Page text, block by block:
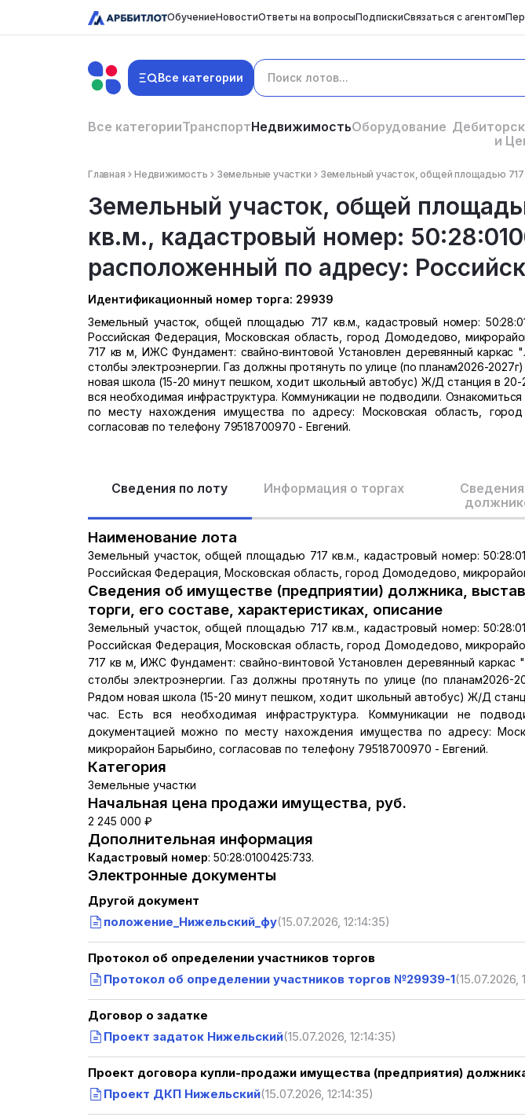
ОбучениеНовостиОтветы на вопросыПодпискиСвязаться с агентом
Все категории
Все категорииТранспортНедвижимостьОборудование
и
Главная Недвижимость Земельные участки Земельный участок, общей площадью
Земельный участок, общей
кв.м., кадастровый номер:
расположенный по адресу:
Идентификационный номер торга: 29939
Земельный участок, общей площадью 717 кв.м., кадастровый номер:
Российская Федерация, Московская область, город Домодедово,
717 кв м, ИЖС Фундамент: свайно-винтовой Установлен деревянный
столбы электроэнергии. Газ должны протянуть по улице (по планам2026-
новая школа (15-20 минут пешком, ходит школьный автобус) Ж/Д станция в
вся необходимая инфраструктура. Коммуникации не подводили.
по месту нахождения имущества по адресу: Московская область,
согласовав по телефону 79518700970 - Евгений.
Сведения по лоту Информация о торгах
Наименование лота
Земельный участок, общей площадью 717 кв.м., кадастровый номер:
Российская Федерация, Московская область, город Домодедово,
Сведения об имуществе (предприятии) должника,
торги, его составе, характеристиках, описание
Земельный участок, общей площадью 717 кв.м., кадастровый номер:
Российская Федерация, Московская область, город Домодедово,
717 кв м, ИЖС Фундамент: свайно-винтовой Установлен деревянный
столбы электроэнергии. Газ должны протянуть по улице (по планам2026-
Рядом новая школа (15-20 минут пешком, ходит школьный автобус) Ж/Д
час. Есть вся необходимая инфраструктура. Коммуникации не
документацией можно по месту нахождения имущества по адресу:
микрорайон Барыбино, согласовав по телефону 79518700970 - Евгений.
Категория
Земельные участки
Начальная цена продажи имущества, руб.
2 245 000 ₽
Дополнительная информация
Кадастровый номер: 50:28:0100425:733.
Электронные документы
Другой документ
положение_Нижельский_фу(15.07.2026, 12:14:35)
Протокол об определении участников торгов
Протокол об определении участников торгов №29939-1(15.07.2026,
Договор о задатке
Проект задаток Нижельский(15.07.2026, 12:14:35)
Проект договора купли-продажи имущества (предприятия)
Проект ДКП Нижельский(15.07.2026, 12:14:35)